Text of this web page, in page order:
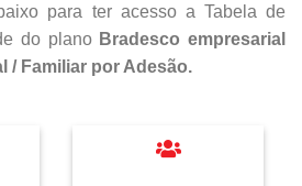
para ter acesso a Tabela de
do plano Bradesco empresarial
/ Familiar por Adesão.